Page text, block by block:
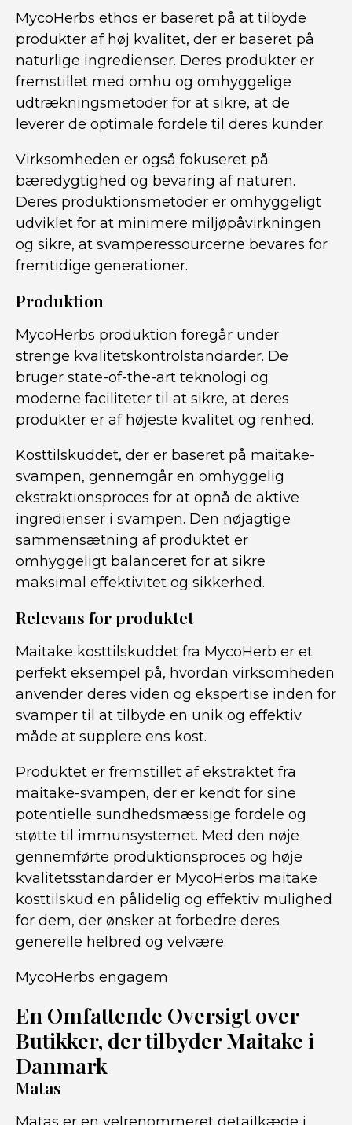
MycoHerbs ethos er baseret på at tilbyde
produkter af høj kvalitet, der er baseret på
naturlige ingredienser. Deres produkter er
fremstillet med omhu og omhyggelige
udtrækningsmetoder for at sikre, at de
leverer de optimale fordele til deres kunder.
Virksomheden er også fokuseret på
bæredygtighed og bevaring af naturen.
Deres produktionsmetoder er omhyggeligt
udviklet for at minimere miljøpåvirkningen
og sikre, at svamperessourcerne bevares for
fremtidige generationer.
Produktion
MycoHerbs produktion foregår under
strenge kvalitetskontrolstandarder. De
bruger state-of-the-art teknologi og
moderne faciliteter til at sikre, at deres
produkter er af højeste kvalitet og renhed.
Kosttilskuddet, der er baseret på maitake-
svampen, gennemgår en omhyggelig
ekstraktionsproces for at opnå de aktive
ingredienser i svampen. Den nøjagtige
sammensætning af produktet er
omhyggeligt balanceret for at sikre
maksimal effektivitet og sikkerhed.
Relevans for produktet
Maitake kosttilskuddet fra MycoHerb er et
perfekt eksempel på, hvordan virksomheden
anvender deres viden og ekspertise inden for
svamper til at tilbyde en unik og effektiv
måde at supplere ens kost.
Produktet er fremstillet af ekstraktet fra
maitake-svampen, der er kendt for sine
potentielle sundhedsmæssige fordele og
støtte til immunsystemet. Med den nøje
gennemførte produktionsproces og høje
kvalitetsstandarder er MycoHerbs maitake
kosttilskud en pålidelig og effektiv mulighed
for dem, der ønsker at forbedre deres
generelle helbred og velvære.
MycoHerbs engagem
En Omfattende Oversigt over
Butikker, der tilbyder Maitake i
Danmark
Matas